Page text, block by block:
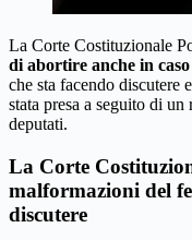
La Corte Costituzionale
di abortire anche in
che sta facendo discutere
stata presa a seguito di
deputati.
La Corte
malformazioni del
discutere